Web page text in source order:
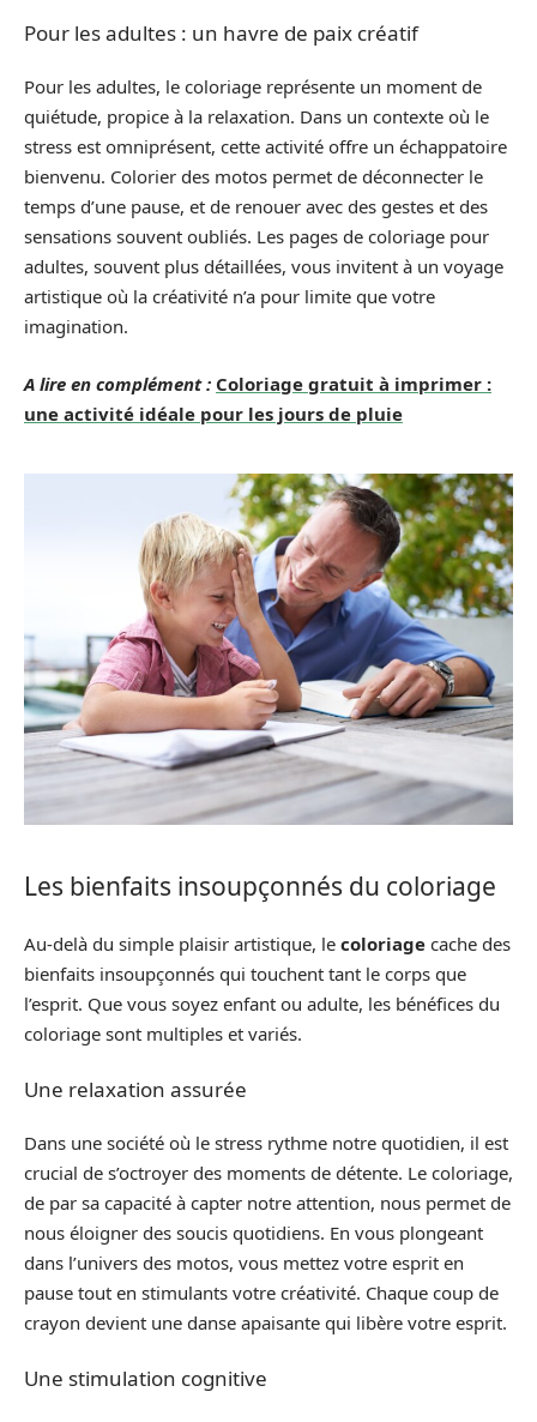
Pour les adultes : un havre de paix créatif
Pour les adultes, le coloriage représente un moment de
quiétude, propice à la relaxation. Dans un contexte où le
stress est omniprésent, cette activité offre un échappatoire
bienvenu. Colorier des motos permet de déconnecter le
temps d’une pause, et de renouer avec des gestes et des
sensations souvent oubliés. Les pages de coloriage pour
adultes, souvent plus détaillées, vous invitent à un voyage
artistique où la créativité n’a pour limite que votre
imagination.
A lire en complément : Coloriage gratuit à imprimer :
une activité idéale pour les jours de pluie
Les bienfaits insoupçonnés du coloriage
Au-delà du simple plaisir artistique, le coloriage cache des
bienfaits insoupçonnés qui touchent tant le corps que
l’esprit. Que vous soyez enfant ou adulte, les bénéfices du
coloriage sont multiples et variés.
Une relaxation assurée
Dans une société où le stress rythme notre quotidien, il est
crucial de s’octroyer des moments de détente. Le coloriage,
de par sa capacité à capter notre attention, nous permet de
nous éloigner des soucis quotidiens. En vous plongeant
dans l’univers des motos, vous mettez votre esprit en
pause tout en stimulants votre créativité. Chaque coup de
crayon devient une danse apaisante qui libère votre esprit.
Une stimulation cognitive